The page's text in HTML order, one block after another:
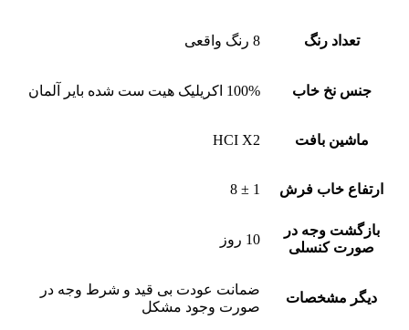
تعداد رنگ 8 رنگ واقعی
جنس نخ خاب 100% اکریلیک هیت ست شده بایر آلمان
ماشین بافت HCI X2
ارتفاع خاب فرش 1 ± 8
بازگشت وجه در
صورت کنسلی
10 روز
دیگر مشخصات
ضمانت عودت بی قید و شرط وجه در
صورت وجود مشکل